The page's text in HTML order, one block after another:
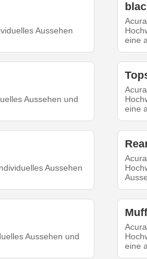
Aussehen
Acura
eine
Aussehen und
Acura
eine
Aussehen
Aussehen und
eine